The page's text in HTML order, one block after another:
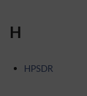
H
HPSDR